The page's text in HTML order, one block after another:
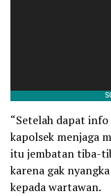
“Setelah dapat
kapolsek menjaga
itu jembatan tiba-
karena gak
kepada wartawan.